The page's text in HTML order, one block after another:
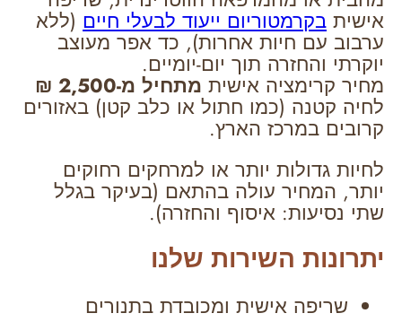
אישית בקרמטוריום ייעוד לבעלי חיים (ללא
ערבוב עם חיות אחרות), כד אפר מעוצב
יוקרתי והחזרה תוך יום-יומיים.
מחיר קרימציה אישית מתחיל מ-2,500 ₪
לחיה קטנה (כמו חתול או כלב קטן) באזורים
קרובים במרכז הארץ.
לחיות גדולות יותר או למרחקים רחוקים
יותר, המחיר עולה בהתאם (בעיקר בגלל
שתי נסיעות: איסוף והחזרה).
יתרונות השירות שלנו
שריפה אישית ומכובדת בתנורים